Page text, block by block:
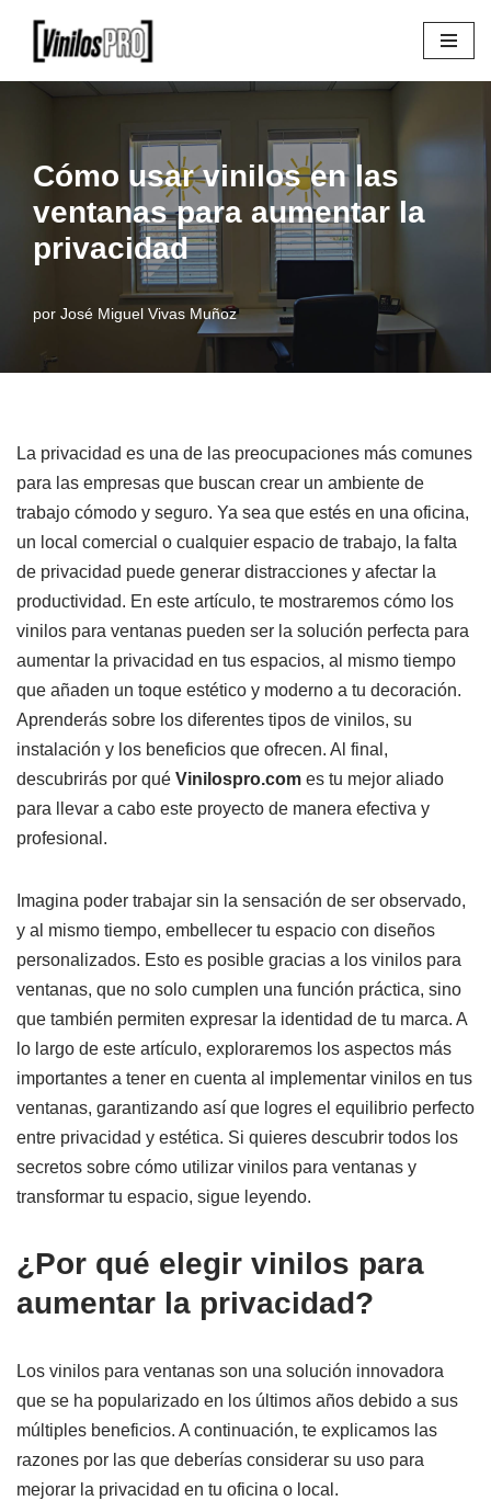
Saltar
Cómo usar vinilos en las
ventanas para aumentar la
privacidad
por José Miguel Vivas Muñoz
La privacidad es una de las preocupaciones más comunes
para las empresas que buscan crear un ambiente de
trabajo cómodo y seguro. Ya sea que estés en una oficina,
un local comercial o cualquier espacio de trabajo, la falta
de privacidad puede generar distracciones y afectar la
productividad. En este artículo, te mostraremos cómo los
vinilos para ventanas pueden ser la solución perfecta para
aumentar la privacidad en tus espacios, al mismo tiempo
que añaden un toque estético y moderno a tu decoración.
Aprenderás sobre los diferentes tipos de vinilos, su
instalación y los beneficios que ofrecen. Al final,
descubrirás por qué Vinilospro.com es tu mejor aliado
para llevar a cabo este proyecto de manera efectiva y
profesional.
Imagina poder trabajar sin la sensación de ser observado,
y al mismo tiempo, embellecer tu espacio con diseños
personalizados. Esto es posible gracias a los vinilos para
ventanas, que no solo cumplen una función práctica, sino
que también permiten expresar la identidad de tu marca. A
lo largo de este artículo, exploraremos los aspectos más
importantes a tener en cuenta al implementar vinilos en tus
ventanas, garantizando así que logres el equilibrio perfecto
entre privacidad y estética. Si quieres descubrir todos los
secretos sobre cómo utilizar vinilos para ventanas y
transformar tu espacio, sigue leyendo.
¿Por qué elegir vinilos para
aumentar la privacidad?
Los vinilos para ventanas son una solución innovadora
que se ha popularizado en los últimos años debido a sus
múltiples beneficios. A continuación, te explicamos las
razones por las que deberías considerar su uso para
mejorar la privacidad en tu oficina o local.